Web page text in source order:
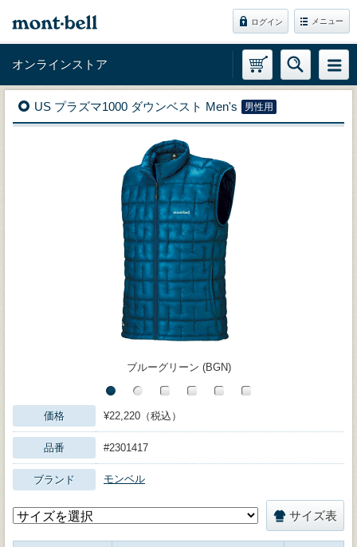
ログイン メニュー
オンラインストア
US プラズマ1000 ダウンベスト Men's 男性用
ブルーグリーン (BGN)
価格 ¥22,220（税込）
品番 #2301417
ブランド モンベル
サイズ表